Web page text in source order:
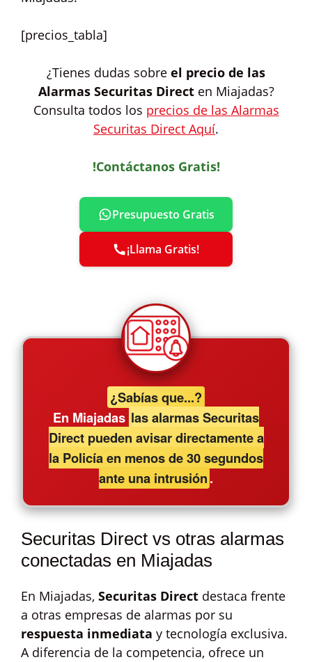
[precios_tabla]
¿Tienes dudas sobre el precio de las
Alarmas Securitas Directen Miajadas?
Consulta todos los precios de las Alarmas
Securitas Direct Aquí.
!Contáctanos Gratis!
Presupuesto Gratis
¡Llama Gratis!
¿Sabías que...?
En Miajadas las alarmas Securitas
Direct pueden avisar directamente a
la Policía en menos de 30 segundos
ante una intrusión.
Securitas Direct vs otras alarmas
conectadas en Miajadas
En Miajadas, Securitas Direct destaca frente
a otras empresas de alarmas por su
respuesta inmediata y tecnología exclusiva.
A diferencia de la competencia, ofrece un